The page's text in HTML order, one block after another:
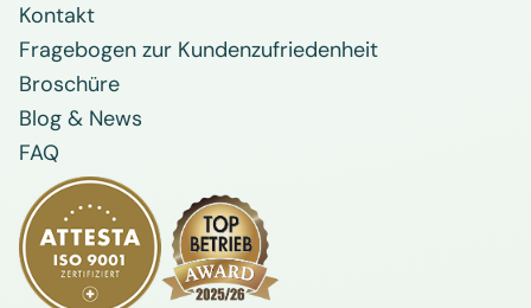
Kontakt
Fragebogen zur Kundenzufriedenheit
Broschüre
Blog & News
FAQ